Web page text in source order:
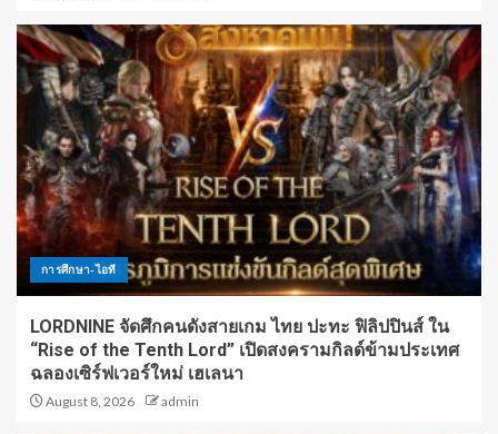
การศึกษา-ไอที
LORDNINE จัดศึกคนดังสายเกม ไทย ปะทะ ฟิลิปปินส์ ใน
“Rise of the Tenth Lord” เปิดสงครามกิลด์ข้ามประเทศ
ฉลองเซิร์ฟเวอร์ใหม่ เฮเลนา
August 8, 2026 admin